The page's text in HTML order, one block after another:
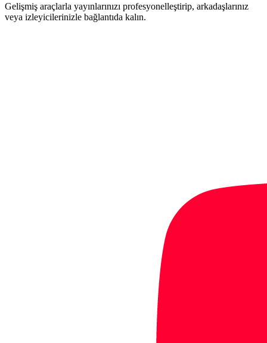
Gelişmiş araçlarla yayınlarınızı profesyonelleştirip, arkadaşlarınız
veya izleyicilerinizle bağlantıda kalın.